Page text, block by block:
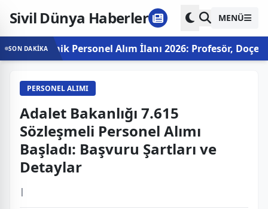
Sivil Dünya Haberler MENÜ
SON DAKİKAPersonel Alım İlanı 2026: Profesör, Doçent ve
PERSONEL ALIMI
Adalet Bakanlığı 7.615
Sözleşmeli Personel Alımı
Başladı: Başvuru Şartları ve
Detaylar
|